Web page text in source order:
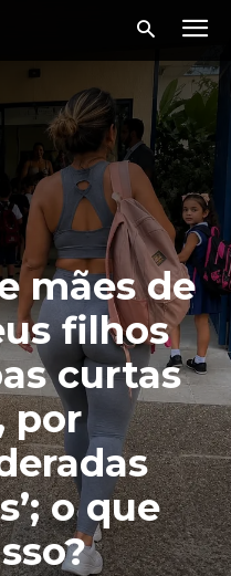
mães de
filhos
curtas
por
o que